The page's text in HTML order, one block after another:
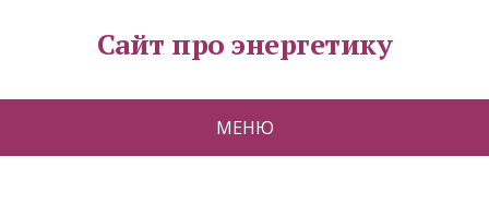
Сайт про энергетику
МЕНЮ